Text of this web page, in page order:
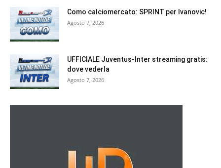
Como calciomercato: SPRINT per Ivanovic!
Agosto 7, 2026
UFFICIALE Juventus-Inter streaming gratis:
dove vederla
Agosto 7, 2026